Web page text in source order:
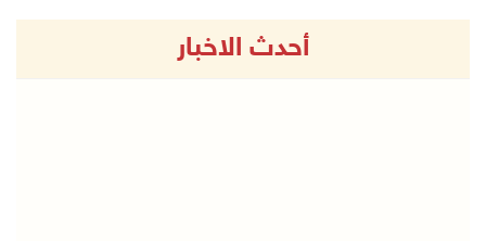
أحدث الاخبار